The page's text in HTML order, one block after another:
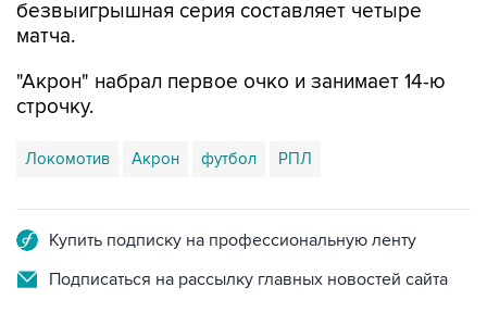
безвыигрышная серия составляет четыре
матча.
"Акрон" набрал первое очко и занимает 14-ю
строчку.
Локомотив Акрон футбол РПЛ
Купить подписку на профессиональную ленту
Подписаться на рассылку главных новостей сайта